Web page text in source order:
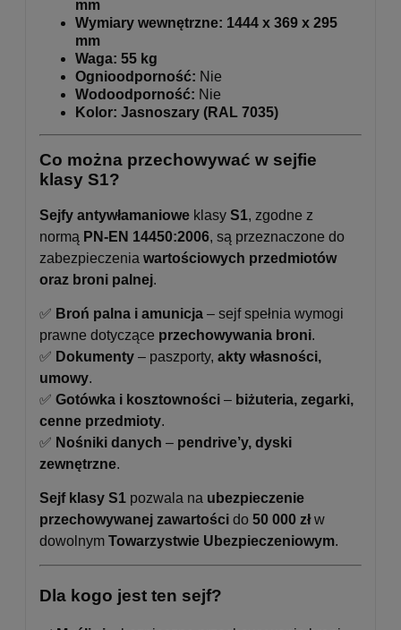
mm
Wymiary wewnętrzne: 1444 x 369 x 295
mm
Waga: 55 kg
Ognioodporność: Nie
Wodoodporność: Nie
Kolor: Jasnoszary (RAL 7035)
Co można przechowywać w sejfie
klasy S1?
Sejfy antywłamaniowe klasy S1, zgodne z
normą PN-EN 14450:2006, są przeznaczone do
zabezpieczenia wartościowych przedmiotów
oraz broni palnej.
✅ Broń palna i amunicja – sejf spełnia wymogi
prawne dotyczące przechowywania broni.
✅ Dokumenty – paszporty, akty własności,
umowy.
✅ Gotówka i kosztowności – biżuteria, zegarki,
cenne przedmioty.
✅ Nośniki danych – pendrive’y, dyski
zewnętrzne.
Sejf klasy S1 pozwala na ubezpieczenie
przechowywanej zawartości do 50 000 złw
dowolnym Towarzystwie Ubezpieczeniowym.
Dla kogo jest ten sejf?